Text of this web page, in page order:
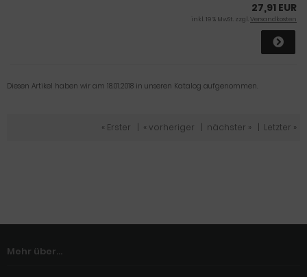
27,91 EUR
inkl. 19 % MwSt. zzgl.Versandkosten
Diesen Artikel haben wir am 18.01.2018 in unseren Katalog aufgenommen.
« Erster « vorheriger nächster » Letzter »
Mehr über...